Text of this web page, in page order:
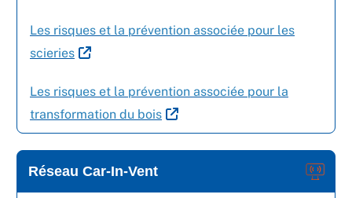
Les risques et la prévention associée pour les
scieries
Les risques et la prévention associée pour la
transformation du bois
Réseau Car-In-Vent